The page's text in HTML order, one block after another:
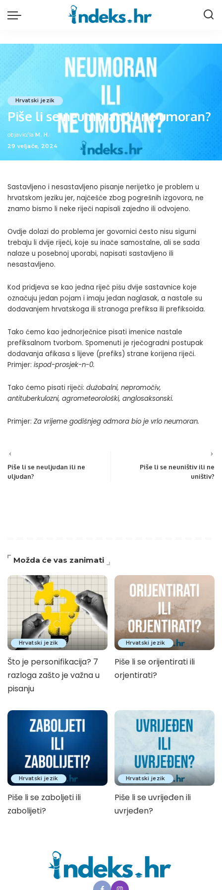
Hrvatski jezik
Piše li se neumoran ili ne umoran?
Posted
by
objavio/la M. H.
29 veljače, 2024
Sastavljeno i nesastavljeno pisanje nerijetko je problem u
hrvatskom jeziku jer, najčešće zbog pogrešnih izgovora, ne
znamo bismo li neke riječi napisali zajedno ili odvojeno.
Ovdje dolazi do problema jer govornici često nisu sigurni
trebaju li dvije riječi, koje su inače samostalne, ali se sada
nalaze u posebnoj uporabi, napisati sastavljeno ili
nesastavljeno.
Kod pridjeva se kao jedna riječ pišu dvije sastavnice koje
označuju jedan pojam i imaju jedan naglasak, a nastale su
dodavanjem hrvatskoga ili stranoga prefiksa ili prefiksoida.
Tako ćemo kao jednorječnice pisati imenice nastale
prefiksalnom tvorbom. Spomenuti je rječogradni postupak
dodavanja afikasa s lijeve (prefiks) strane korijena riječi.
Primjer: ispod-prosjek-n-0.
Tako ćemo pisati riječi: dužobalni, nepromočiv,
antituberkulozni, agrometeorološki, anglosaksonski.
Primjer: Za vrijeme godišnjeg odmora bio je vrlo neumoran.
Piše li se neuljudan ili ne
uljudan?
Piše li se neuništiv ili ne
uništiv?
Možda će vas zanimati
Hrvatski jezik
Što je personifikacija? 7
razloga zašto je važna u
pisanju
Hrvatski jezik
Piše li se orijentirati ili
orjentirati?
Hrvatski jezik
Piše li se zaboljeti ili
zabolijeti?
Hrvatski jezik
Piše li se uvrijeđen ili
uvrjeđen?